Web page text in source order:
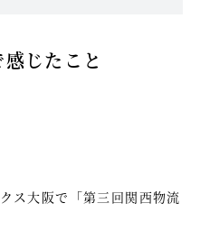
じたこと
ス大阪で「第三回関西物流